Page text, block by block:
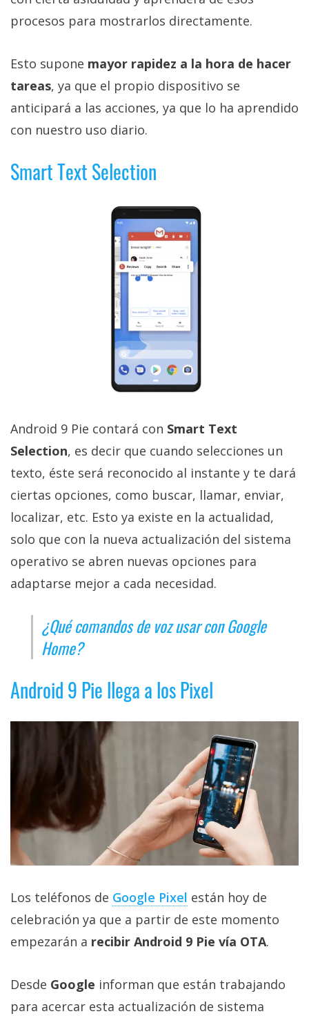
procesos para mostrarlos directamente.
Esto supone mayor rapidez a la hora de hacer
tareas, ya que el propio dispositivo se
anticipará a las acciones, ya que lo ha aprendido
con nuestro uso diario.
Smart Text Selection
Android 9 Pie contará con Smart Text
Selection, es decir que cuando selecciones un
texto, éste será reconocido al instante y te dará
ciertas opciones, como buscar, llamar, enviar,
localizar, etc. Esto ya existe en la actualidad,
solo que con la nueva actualización del sistema
operativo se abren nuevas opciones para
adaptarse mejor a cada necesidad.
¿Qué comandos de voz usar con Google
Home?
Android 9 Pie llega a los Pixel
Los teléfonos de Google Pixel están hoy de
celebración ya que a partir de este momento
empezarán a recibir Android 9 Pie vía OTA.
Desde Google informan que están trabajando
para acercar esta actualización de sistema